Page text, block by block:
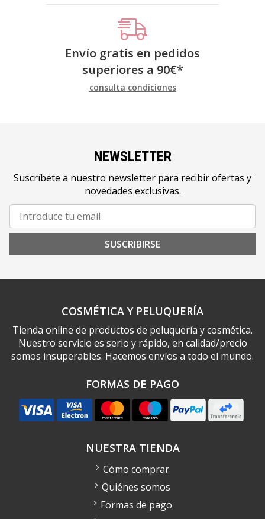
Envío gratis en pedidos
superiores a 90€*
consulta condiciones
NEWSLETTER
Suscríbete a nuestro newsletter para recibir ofertas y
novedades exclusivas.
SUSCRIBIRSE
COSMÉTICA Y PELUQUERÍA
Tienda online de productos de peluquería y cosmética.
Nuestro servicio es serio y rápido, en calidad/precio
somos insuperables. Hacemos envíos a todo el mundo.
FORMAS DE PAGO
NUESTRA TIENDA
Cómo comprar
Quiénes somos
Formas de pago